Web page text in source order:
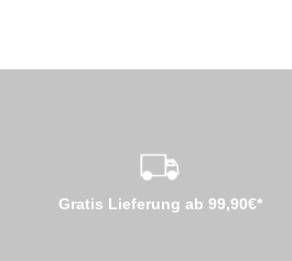
Gratis Lieferung ab 99,90€*